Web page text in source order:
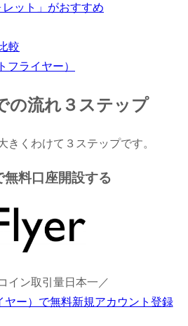
レット」がおすすめ
較
フライヤー）
の流れ３ステップ
きくわけて３ステップです。
料口座開設する
イン取引量日本一／
ヤー）で無料新規アカウント登録